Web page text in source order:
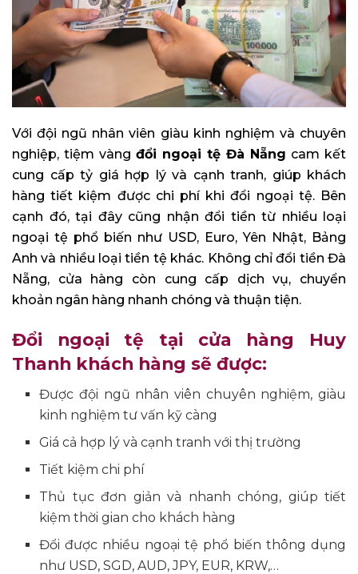
Với đội ngũ nhân viên giàu kinh nghiệm và chuyên
nghiệp, tiệm vàng đổi ngoại tệ Đà Nẵng cam kết
cung cấp tỷ giá hợp lý và cạnh tranh, giúp khách
hàng tiết kiệm được chi phí khi đổi ngoại tệ. Bên
cạnh đó, tại đây cũng nhận đổi tiền từ nhiều loại
ngoại tệ phổ biến như USD, Euro, Yên Nhật, Bảng
Anh và nhiều loại tiền tệ khác. Không chỉ đổi tiền Đà
Nẵng, cửa hàng còn cung cấp dịch vụ, chuyển
khoản ngân hàng nhanh chóng và thuận tiện.
Đổi ngoại tệ tại cửa hàng Huy
Thanh khách hàng sẽ được:
Được đội ngũ nhân viên chuyên nghiệm, giàu
kinh nghiệm tư vấn kỹ càng
Giá cả hợp lý và cạnh tranh với thị trường
Tiết kiệm chi phí
Thủ tục đơn giản và nhanh chóng, giúp tiết
kiệm thời gian cho khách hàng
Đổi được nhiều ngoại tệ phổ biến thông dụng
như USD, SGD, AUD, JPY, EUR, KRW,…